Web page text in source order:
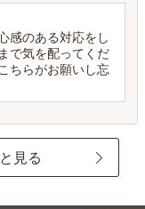
感のある対応をし
で気を配ってくだ
ちらがお願いし忘
見る